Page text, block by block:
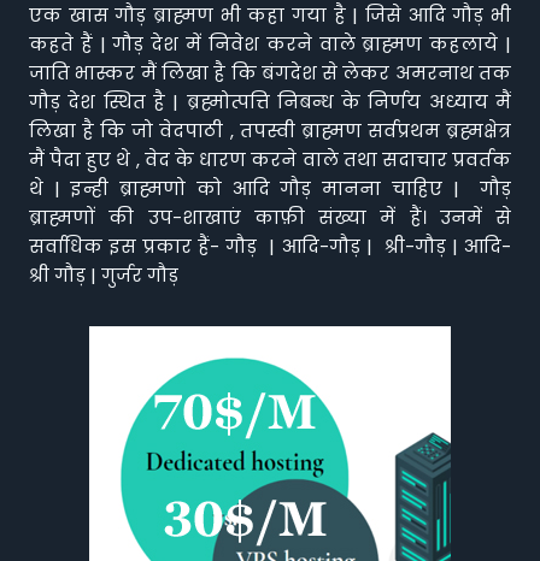
एक खास गौड़ ब्राह्मण भी कहा गया है | जिसे आदि गौड़ भी
कहते हैं | गौड़ देश में निवेश करने वाले ब्राह्मण कहलाये |
जाति भास्कर मैं लिखा है कि बंगदेश से लेकर अमरनाथ तक
गौड़ देश स्थित है | ब्रह्मोत्पत्ति निबन्ध के निर्णय अध्याय मैं
लिखा है कि जो वेदपाठी , तपस्वी ब्राह्मण सर्वप्रथम ब्रह्मक्षेत्र
मैं पैदा हुए थे , वेद के धारण करने वाले तथा सदाचार प्रवर्तक
थे | इन्ही ब्राह्मणो को आदि गौड़ मानना चाहिए | गौड़
ब्राह्मणों की उप-शाखाएं काफ़ी संख्या में हैं। उनमें से
सर्वाधिक इस प्रकार हैं- गौड़ | आदि-गौड़ | श्री-गौड़ | आदि-
श्री गौड़ | गुर्जर गौड़